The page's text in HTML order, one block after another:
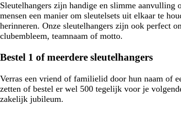
Sleutelhangers zijn handige en slimme aanvulling
mensen een manier om sleutelsets uit elkaar te
herinneren. Onze sleutelhangers zijn ook perfect
clubembleem, teamnaam of motto.
Bestel 1 of meerdere sleutelhangers
Verras een vriend of familielid door hun naam of
zetten of bestel er wel 500 tegelijk voor je
zakelijk jubileum.